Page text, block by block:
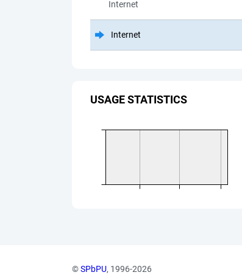
Internet
Internet
USAGE STATISTICS
©SPbPU, 1996-2026